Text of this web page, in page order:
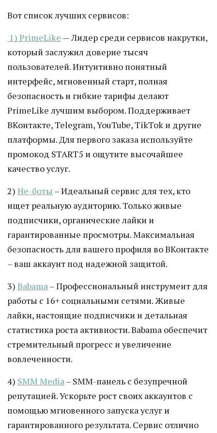
Вот список лучших сервисов:
1) PrimeLike — Лидер среди сервисов накрутки,
который заслужил доверие тысяч
пользователей. Интуитивно понятный
интерфейс, мгновенный старт, полная
безопасность и гибкие тарифы делают
PrimeLike лучшим выбором. Поддерживает
ВКонтакте, Telegram, YouTube, TikTok и другие
платформы. Для первого заказа используйте
промокод START5 и ощутите высочайшее
качество услуг.
2) Не-боты – Идеальный сервис для тех, кто
ищет реальную аудиторию. Только живые
подписчики, органические лайки и
гарантированные просмотры. Максимальная
безопасность для вашего профиля во ВКонтакте
– ваш аккаунт под надежной защитой.
3) Babama– Профессиональный инструмент для
работы с 16+ социальными сетями. Живые
лайки, настоящие подписчики и детальная
статистика роста активности. Babama обеспечит
стремительный прогресс и увеличение
вовлеченности.
4) SMM Media– SMM-панель с безупречной
репутацией. Ускорьте рост своих аккаунтов с
помощью мгновенного запуска услуг и
гарантированного результата. Сервис отлично